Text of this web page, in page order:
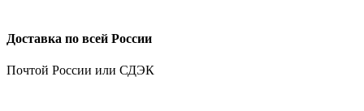
Доставка по всей России
Почтой России или СДЭК